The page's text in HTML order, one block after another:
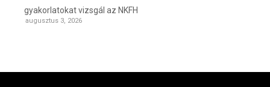
gyakorlatokat vizsgál az NKFH
augusztus 3, 2026